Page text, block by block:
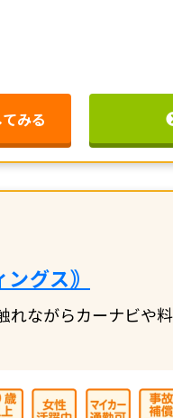
みる
グス｠
ながらカーナビや